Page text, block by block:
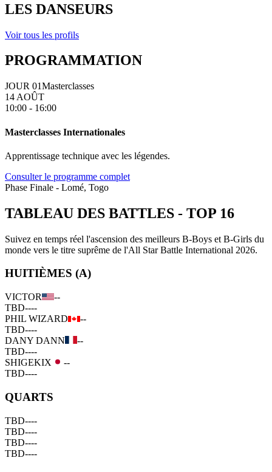
LES DANSEURS
Voir tous les profils
PROGRAMMATION
JOUR 01Masterclasses
14 AOÛT
10:00 - 16:00
Masterclasses Internationales
Apprentissage technique avec les légendes.
Consulter le programme complet
Phase Finale - Lomé, Togo
TABLEAU DES BATTLES - TOP 16
Suivez en temps réel l'ascension des meilleurs B-Boys et B-Girls du
monde vers le titre suprême de l'All Star Battle International 2026.
HUITIÈMES (A)
VICTOR
--
TBD----
PHIL WIZARD
--
TBD----
DANY DANN
--
TBD----
SHIGEKIX
--
TBD----
QUARTS
TBD----
TBD----
TBD----
TBD----